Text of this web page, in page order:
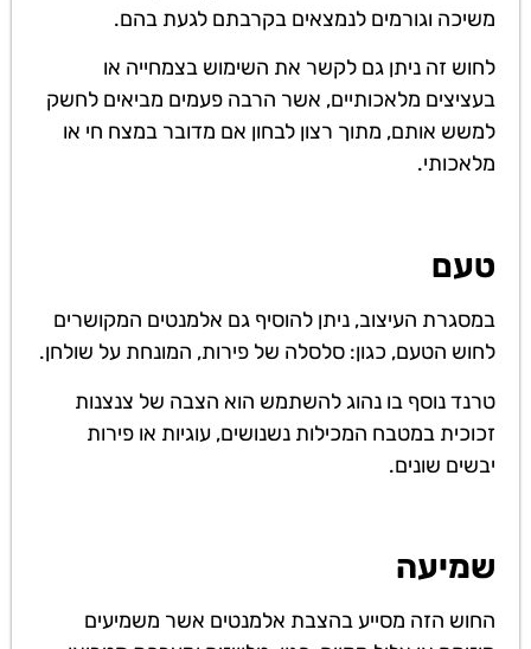
משיכה וגורמים לנמצאים בקרבתם לגעת בהם.
לחוש זה ניתן גם לקשר את השימוש בצמחייה או
בעציצים מלאכותיים, אשר הרבה פעמים מביאים לחשק
למשש אותם, מתוך רצון לבחון אם מדובר במצח חי או
מלאכותי.
טעם
במסגרת העיצוב, ניתן להוסיף גם אלמנטים המקושרים
לחוש הטעם, כגון: סלסלה של פירות, המונחת על שולחן.
טרנד נוסף בו נהוג להשתמש הוא הצבה של צנצנות
זכוכית במטבח המכילות נשנושים, עוגיות או פירות
יבשים שונים.
שמיעה
החוש הזה מסייע בהצבת אלמנטים אשר משמיעים